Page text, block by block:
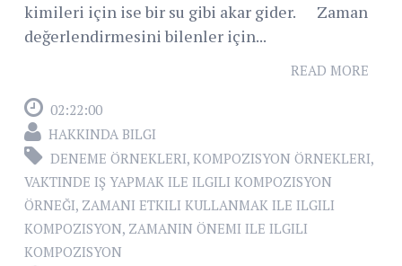
kimileri için ise bir su gibi akar gider. Zaman
değerlendirmesini bilenler için...
READ MORE
02:22:00
HAKKINDA BILGI
DENEME ÖRNEKLERI, KOMPOZISYON ÖRNEKLERI,
VAKTINDE IŞ YAPMAK ILE ILGILI KOMPOZISYON
ÖRNEĞI, ZAMANI ETKILI KULLANMAK ILE ILGILI
KOMPOZISYON, ZAMANIN ÖNEMI ILE ILGILI
KOMPOZISYON